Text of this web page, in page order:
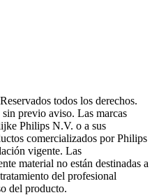
todos los derechos.
previo aviso. Las marcas
Philips N.V. o a sus
comercializados por Philips
vigente. Las
material no están destinadas a
del profesional
del producto.